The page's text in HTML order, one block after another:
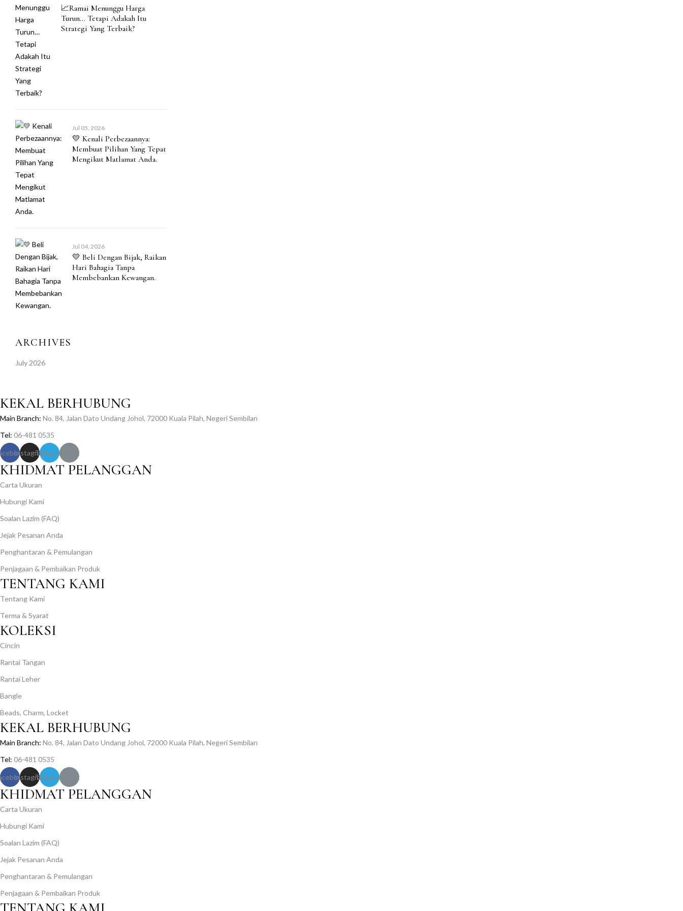
📈Ramai Menunggu Harga
Turun… Tetapi Adakah Itu
Strategi Yang Terbaik?
Jul 05, 2026
💛 Kenali Perbezaannya:
Membuat Pilihan Yang Tepat
Mengikut Matlamat Anda.
Jul 04, 2026
💛 Beli Dengan Bijak, Raikan
Hari Bahagia Tanpa
Membebankan Kewangan.
ARCHIVES
July 2026
KEKAL BERHUBUNG
Main Branch: No. 84, Jalan Dato Undang Johol, 72000 Kuala Pilah, Negeri Sembilan
Tel: 06-481 0535
InstagramTelegramTiktok
KHIDMAT PELANGGAN
Carta Ukuran
Hubungi Kami
Soalan Lazim (FAQ)
Jejak Pesanan Anda
Penghantaran & Pemulangan
Penjagaan & Pembaikan Produk
TENTANG KAMI
Tentang Kami
Terma & Syarat
KOLEKSI
Cincin
Rantai Tangan
Rantai Leher
Bangle
Beads, Charm, Locket
KEKAL BERHUBUNG
Main Branch: No. 84, Jalan Dato Undang Johol, 72000 Kuala Pilah, Negeri Sembilan
Tel: 06-481 0535
InstagramTelegramTiktok
KHIDMAT PELANGGAN
Carta Ukuran
Hubungi Kami
Soalan Lazim (FAQ)
Jejak Pesanan Anda
Penghantaran & Pemulangan
Penjagaan & Pembaikan Produk